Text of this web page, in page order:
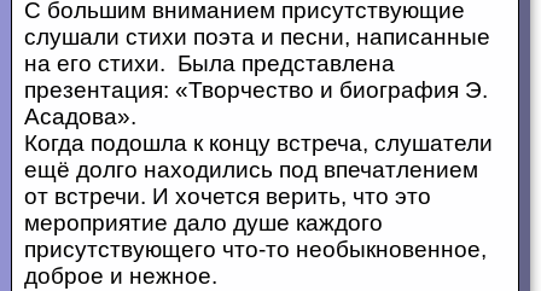
С большим вниманием присутствующие
слушали стихи поэта и песни, написанные
на его стихи. Была представлена
презентация: «Творчество и биография Э.
Асадова».
Когда подошла к концу встреча, слушатели
ещё долго находились под впечатлением
от встречи. И хочется верить, что это
мероприятие дало душе каждого
присутствующего что-то необыкновенное,
доброе и нежное.